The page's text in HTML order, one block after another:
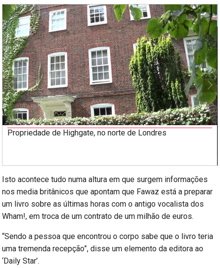
Propriedade de Highgate, no norte de Londres
Isto acontece tudo numa altura em que surgem informações
nos media britânicos que apontam que Fawaz está a preparar
um livro sobre as últimas horas com o antigo vocalista dos
Wham!, em troca de um contrato de um milhão de euros.
“Sendo a pessoa que encontrou o corpo sabe que o livro teria
uma tremenda recepção”, disse um elemento da editora ao
‘Daily Star’.